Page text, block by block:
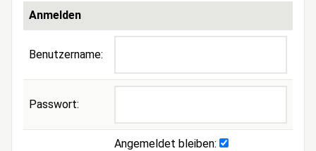
Anmelden
Benutzername:
Passwort:
Angemeldet bleiben: